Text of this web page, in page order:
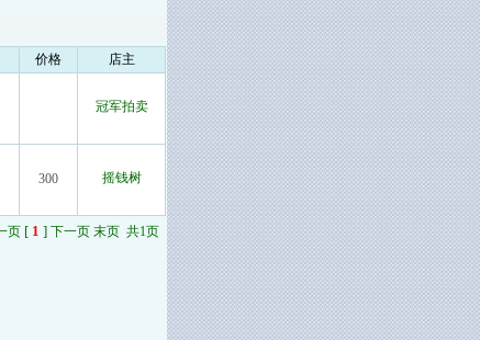
价格 店主
冠军拍卖
300 摇钱树
页 [ 1 ] 下一页 末页 共1页